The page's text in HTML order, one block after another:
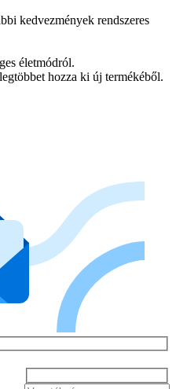
kedvezmények rendszeres
életmódról.
hozza ki új termékéből.